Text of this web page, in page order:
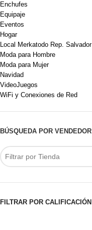
Enchufes
Equipaje
Eventos
Hogar
Local Merkatodo Rep. Salvador
Moda para Hombre
Moda para Mujer
Navidad
VideoJuegos
WiFi y Conexiones de Red
BÚSQUEDA POR VENDEDOR
Filtrar por Tienda
FILTRAR POR CALIFICACIÓN